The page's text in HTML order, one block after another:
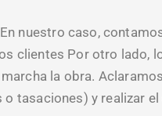
nuestro caso,
clientes Por otro lado,
la obra.
tasaciones) y realizar